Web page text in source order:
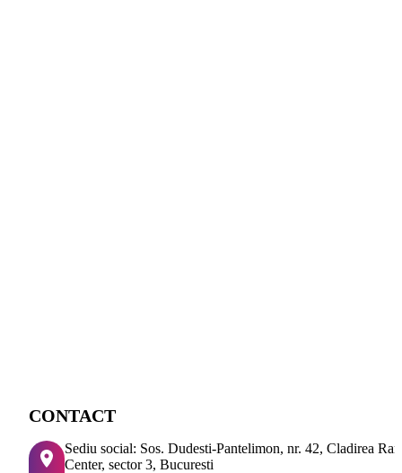
CONTACT
Sediu social: Sos. Dudesti-Pantelimon, nr. 42, Cladirea
Center, sector 3, Bucuresti